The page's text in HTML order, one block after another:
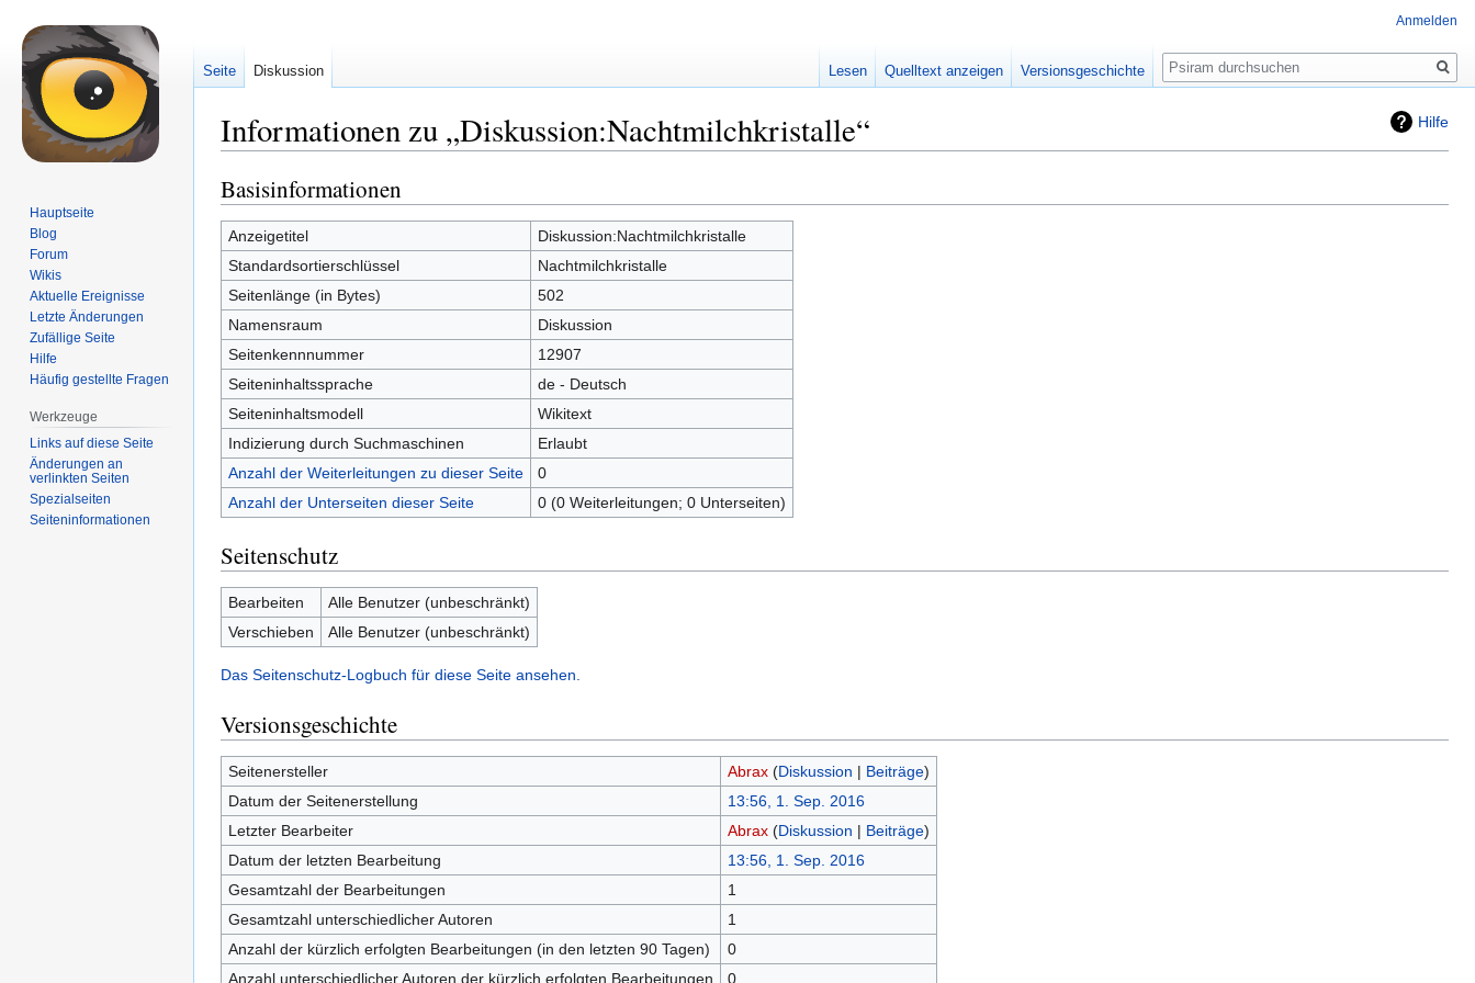
Hilfe
Informationen zu „Diskussion:Nachtmilchkristalle“
Zur
Navigation
springen
Zur
Suche
springen
Basisinformationen
Anzeigetitel
Diskussion:Nachtmilchkristalle
Standardsortierschlüssel
Nachtmilchkristalle
Seitenlänge (in Bytes)
502
Namensraum
Diskussion
Seitenkennnummer
12907
Seiteninhaltssprache
de - Deutsch
Seiteninhaltsmodell
Wikitext
Indizierung durch Suchmaschinen
Erlaubt
Anzahl der Weiterleitungen zu dieser Seite
0
Anzahl der Unterseiten dieser Seite
0 (0 Weiterleitungen; 0 Unterseiten)
Seitenschutz
Bearbeiten
Alle Benutzer (unbeschränkt)
Verschieben
Alle Benutzer (unbeschränkt)
Das Seitenschutz-Logbuch für diese Seite ansehen.
Versionsgeschichte
Seitenersteller Abrax (Diskussion | Beiträge)
Datum der Seitenerstellung
13:56, 1. Sep. 2016
Letzter Bearbeiter
Abrax (Diskussion | Beiträge)
Datum der letzten Bearbeitung
13:56, 1. Sep. 2016
Gesamtzahl der Bearbeitungen
1
Gesamtzahl unterschiedlicher Autoren
1
Anzahl der kürzlich erfolgten Bearbeitungen (in den letzten 90 Tagen)
0
Anzahl unterschiedlicher Autoren der kürzlich erfolgten Bearbeitungen
0
Anmelden
Seite Diskussion Lesen Quelltext anzeigen Versionsgeschichte
Suche
Hauptseite
Blog
Forum
Wikis
Aktuelle Ereignisse
Letzte Änderungen
Zufällige Seite
Hilfe
Häufig gestellte Fragen
Werkzeuge
Links auf diese Seite
Änderungen an
verlinkten Seiten
Spezialseiten
Seiten­informationen